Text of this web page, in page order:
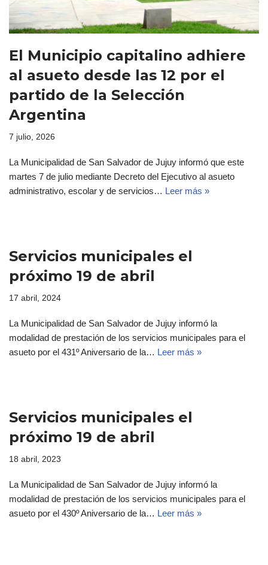
El Municipio capitalino adhiere
al asueto desde las 12 por el
partido de la Selección
Argentina
7 julio, 2026
La Municipalidad de San Salvador de Jujuy informó que este
martes 7 de julio mediante Decreto del Ejecutivo al asueto
administrativo, escolar y de servicios… Leer más »
Servicios municipales el
próximo 19 de abril
17 abril, 2024
La Municipalidad de San Salvador de Jujuy informó la
modalidad de prestación de los servicios municipales para el
asueto por el 431º Aniversario de la… Leer más »
Servicios municipales el
próximo 19 de abril
18 abril, 2023
La Municipalidad de San Salvador de Jujuy informó la
modalidad de prestación de los servicios municipales para el
asueto por el 430º Aniversario de la… Leer más »